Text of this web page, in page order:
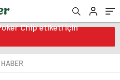
Chip etiketi için
HABER